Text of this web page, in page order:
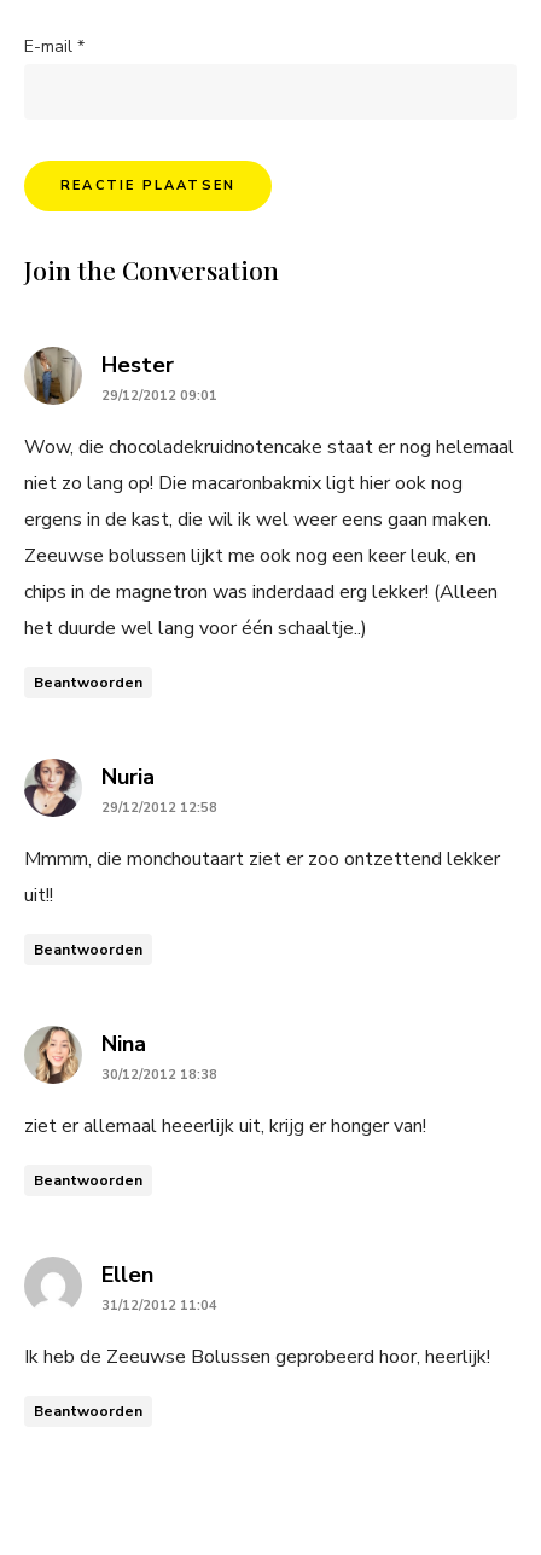
E-mail *
Join the Conversation
Hestersays:
29/12/2012 09:01
Wow, die chocoladekruidnotencake staat er nog helemaal
niet zo lang op! Die macaronbakmix ligt hier ook nog
ergens in de kast, die wil ik wel weer eens gaan maken.
Zeeuwse bolussen lijkt me ook nog een keer leuk, en
chips in de magnetron was inderdaad erg lekker! (Alleen
het duurde wel lang voor één schaaltje..)
Beantwoorden
Nuria
29/12/2012 12:58
Mmmm, die monchoutaart ziet er zoo ontzettend lekker
uit!!
Beantwoorden
Nina
30/12/2012 18:38
ziet er allemaal heeerlijk uit, krijg er honger van!
Beantwoorden
Ellensays:
31/12/2012 11:04
Ik heb de Zeeuwse Bolussen geprobeerd hoor, heerlijk!
Beantwoorden